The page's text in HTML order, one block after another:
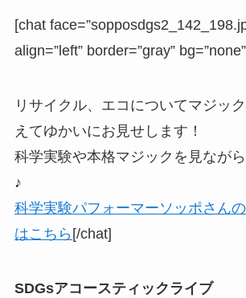
[chat
align=”left” border=”gray”
リサイクル、エコについてマジッ
えてゆかいにお見せします！
科学実験や本格マジックを見なが
♪
科学実験パフォーマーソッポさん
はこちら [/chat]
SDGsアコースティックライブ